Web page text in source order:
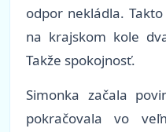
odpor nekládla.
na krajskom kole
Takže spokojnosť.
Simonka začala
pokračovala vo